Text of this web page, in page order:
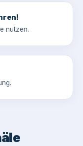
nutzen.